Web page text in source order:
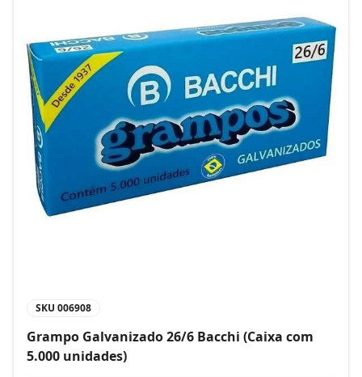
SKU 006908
Grampo Galvanizado 26/6 Bacchi (Caixa com
5.000 unidades)